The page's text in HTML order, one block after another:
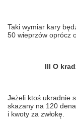
Taki wymiar kary
50 wieprzów oprócz
III O
Jeżeli ktoś ukradnie
skazany na 120
i kwoty za zwłokę.